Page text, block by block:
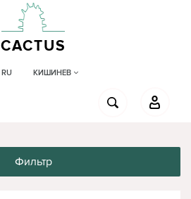
CACTUS
RU КИШИНЕВ
Фильтр